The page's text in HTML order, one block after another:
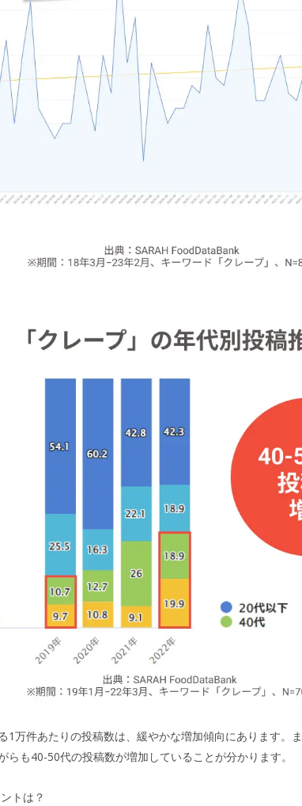
1万件あたりの投稿数は、緩やかな増加傾向にあります。
らも40-50代の投稿数が増加していることが分かります。
トは？